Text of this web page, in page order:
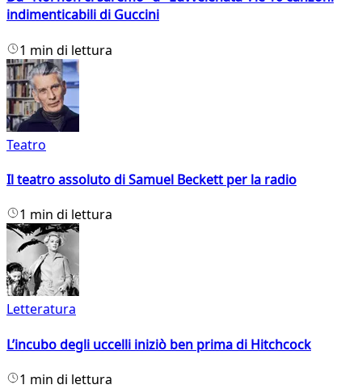
indimenticabili di Guccini
1 min di lettura
Teatro
Il teatro assoluto di Samuel Beckett per la radio
1 min di lettura
Letteratura
L’incubo degli uccelli iniziò ben prima di Hitchcock
1 min di lettura